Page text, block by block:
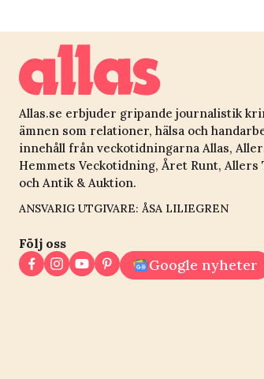
Allas.se erbjuder gripande journalistik
ämnen som relationer, hälsa och
innehåll från veckotidningarna Allas,
Hemmets Veckotidning, Året Runt, Allers
och Antik & Auktion.
ANSVARIG UTGIVARE: ÅSA LILIEGREN
Följ oss
Google nyheter